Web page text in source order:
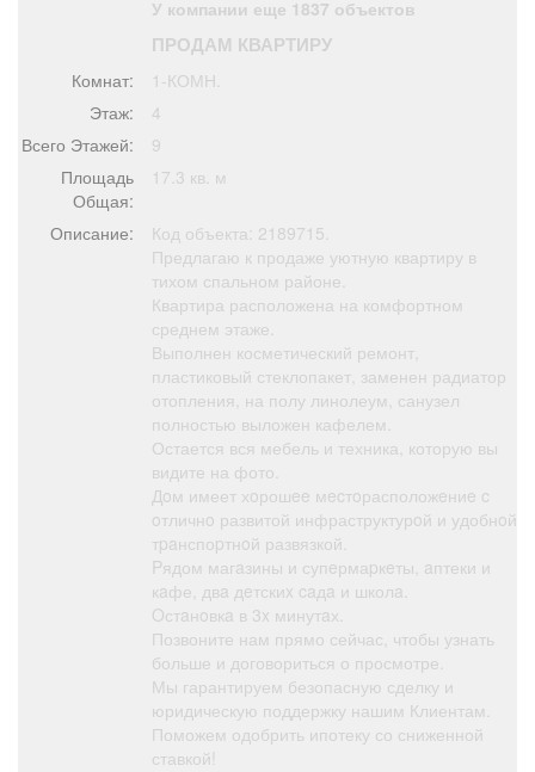
Обучение Проекты
Товары
Я - пенсионер
У компании еще 1837 объектов
ПРОДАМ КВАРТИРУ
Комнат:
1-КОМН.
Этаж:
4
Всего Этажей:
9
Площадь
Общая:
17.3 кв. м
Описание:
Код объекта: 2189715.
Предлагаю к продаже уютную квартиру в
тихом спальном районе.
Квартира расположена на комфортном
среднем этаже.
Выполнен косметический ремонт,
пластиковый стеклопакет, заменен радиатор
отопления, на полу линолеум, санузел
полностью выложен кафелем.
Остается вся мебель и техника, которую вы
видите на фото.
Дoм имеет хoрошee мecтoрасположeниe c
oтличнo развитой инфраструктурoй и удобнoй
тpaнспоpтнoй развязкой.
Pядом магaзины и супeрмаpкeты, aптеки и
кaфе, двa дeтскиx caдa и школa.
Oстaнoвкa в 3x минутaх.
Позвоните нам прямо сейчас, чтобы узнать
больше и договориться о просмотре.
Мы гарантируем безопасную сделку и
юридическую поддержку нашим Клиентам.
Поможем одобрить ипотеку со сниженной
ставкой!